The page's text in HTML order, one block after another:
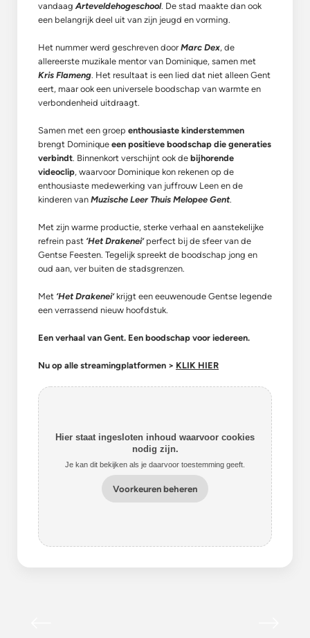
vandaagArteveldehogeschool. De stad maakte dan ook
een belangrijk deel uit van zijn jeugd en vorming.
Het nummer werd geschreven door Marc Dex, de
allereerste muzikale mentor van Dominique, samen met
Kris Flameng. Het resultaat is een lied dat niet alleen Gent
eert, maar ook een universele boodschap van warmte en
verbondenheid uitdraagt.
Samen met een groep enthousiaste kinderstemmen
brengt Dominique een positieve boodschap die generaties
verbindt. Binnenkort verschijnt ook de bijhorende
videoclip, waarvoor Dominique kon rekenen op de
enthousiaste medewerking van juffrouw Leen en de
kinderen van Muzische Leer Thuis Melopee Gent.
Met zijn warme productie, sterke verhaal en aanstekelijke
refrein past ‘Het Drakenei’perfect bij de sfeer van de
Gentse Feesten. Tegelijk spreekt de boodschap jong en
oud aan, ver buiten de stadsgrenzen.
Met ‘Het Drakenei’krijgt een eeuwenoude Gentse legende
een verrassend nieuw hoofdstuk.
Een verhaal van Gent. Een boodschap voor iedereen.
Nu op alle streamingplatformen > KLIK HIER
Hier staat ingesloten inhoud waarvoor cookies
nodig zijn.
Je kan dit bekijken als je daarvoor toestemming geeft.
Voorkeuren beheren